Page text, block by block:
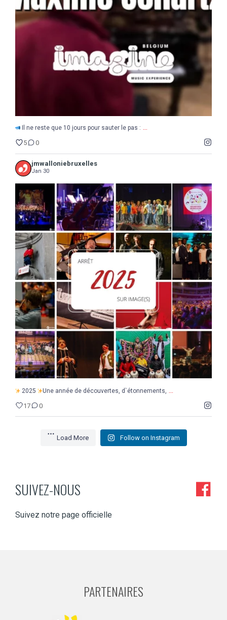
Il ne reste que 10 jours pour sauter le pas :
5
Il ne reste que 10 jours pour sauter le pas : ...
5 0
jmwalloniebruxelles
Jan 30
2025 Une année de découvertes, d`étonnements, ...
2025 Une année de découvertes, d`étonnements, ...
17 0
Load More Follow on Instagram
SUIVEZ-NOUS
Suivez notre page officielle
PARTENAIRES